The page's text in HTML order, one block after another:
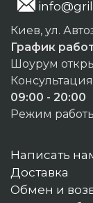
Киев, ул.
График
Шоурум
09:00 - 20:00
Режим
Написать
Доставка
Обмен и